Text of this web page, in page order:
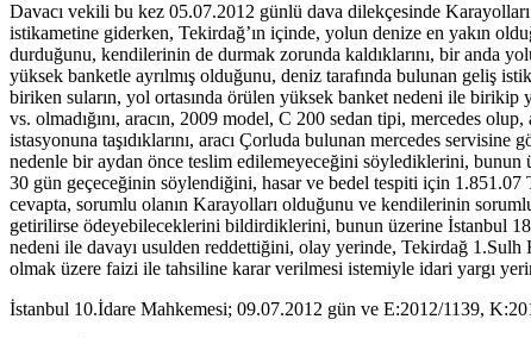
Davacı vekili bu kez 05.07.2012 günlü dava dilekçesinde
istikametine giderken, Tekirdağ’ın içinde, yolun denize en yakın
durduğunu, kendilerinin de durmak zorunda kaldıklarını, bir anda
yüksek banketle ayrılmış olduğunu, deniz tarafında bulunan geliş
biriken suların, yol ortasında örülen yüksek banket nedeni ile
vs. olmadığını, aracın, 2009 model, C 200 sedan tipi, mercedes
istasyonuna taşıdıklarını, aracı Çorluda bulunan mercedes
nedenle bir aydan önce teslim edilemeyeceğini söylediklerini, bunun
30 gün geçeceğinin söylendiğini, hasar ve bedel tespiti için
cevapta, sorumlu olanın Karayolları olduğunu ve kendilerinin
getirilirse ödeyebileceklerini bildirdiklerini, bunun üzerine İstanbul
nedeni ile davayı usulden reddettiğini, olay yerinde, Tekirdağ 1.Sulh
olmak üzere faizi ile tahsiline karar verilmesi istemiyle idari yargı
İstanbul 10.İdare Mahkemesi; 09.07.2012 gün ve E:2012/1139,